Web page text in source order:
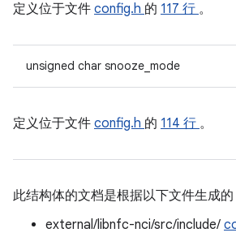
定义位于文件 config.h 的 117 行 。
unsigned char snooze_mode
定义位于文件 config.h 的 114 行 。
此结构体的文档是根据以下文件生成的
external/libnfc-nci/src/include/